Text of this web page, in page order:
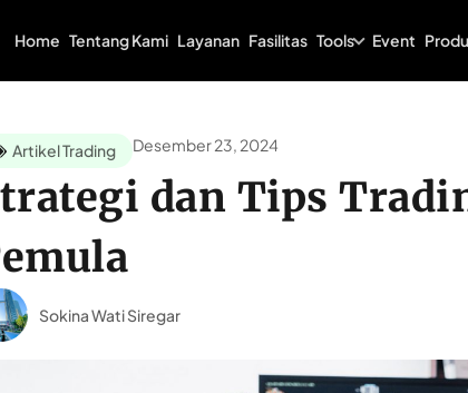
Home Tentang Kami Layanan Fasilitas Tools Event
Artikel Trading Desember 23, 2024
dan Tips
Sokina Wati Siregar